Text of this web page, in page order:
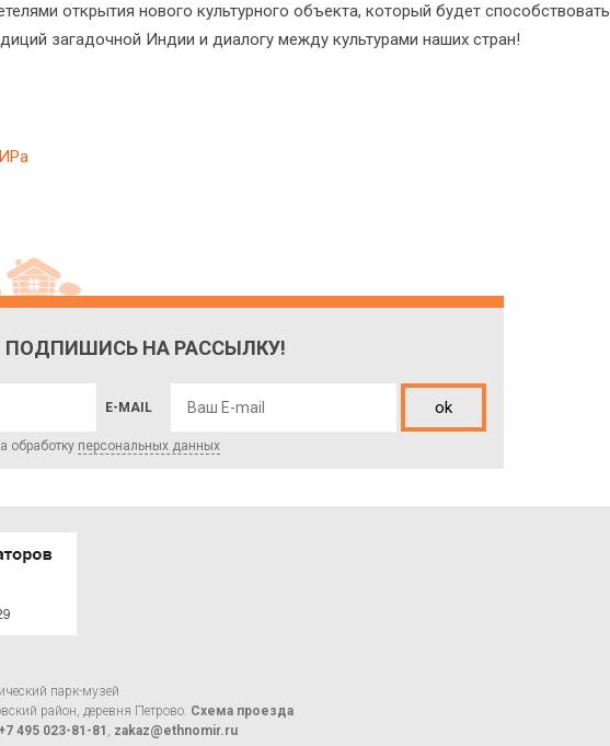
открытия нового культурного объекта, который будет способствовать
загадочной Индии и диалогу между культурами наших стран!
ПОДПИШИСЬ НА РАССЫЛКУ!
E-MAIL ok
обработку персональных данных
парк-музей
район, деревня Петрово. Схема проезда
+7 495 023-81-81 , zakaz@ethnomir.ru